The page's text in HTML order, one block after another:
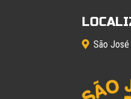
São